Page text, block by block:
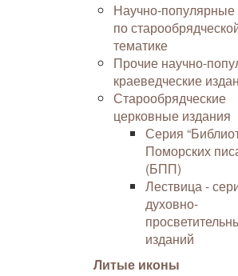
Научно-популярные
по
тематике
Прочие научно-
краеведческие
Старообрядческие
церковные издания
Серия
Поморских
(БПП)
Лествица -
духовно-
изданий
Литые иконы